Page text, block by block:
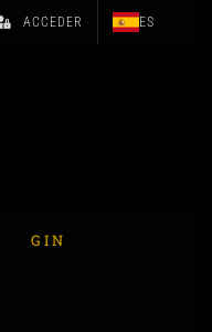
ACCEDER ES
GIN